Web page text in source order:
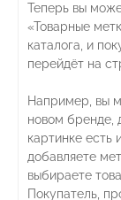
Теперь вы
«Товарные
каталога, и
перейдёт на
Например, вы
новом бренде,
картинке есть
добавляете
выбираете
Покупатель,